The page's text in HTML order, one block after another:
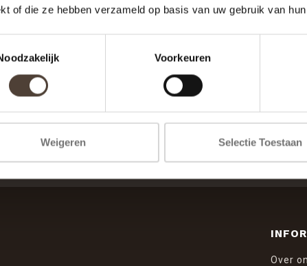
of die ze hebben verzameld op basis van uw gebruik van
Voorkeuren
Weigeren Selectie Toestaan
SCHRIJF JE IN VOOR DE
And stay up to date with our
Over